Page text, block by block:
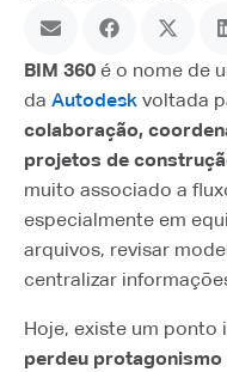
BIM 360 é o nome de
da Autodesk voltada
colaboração,
projetos de
muito associado a
especialmente em
arquivos, revisar
centralizar
Hoje, existe um ponto
perdeu